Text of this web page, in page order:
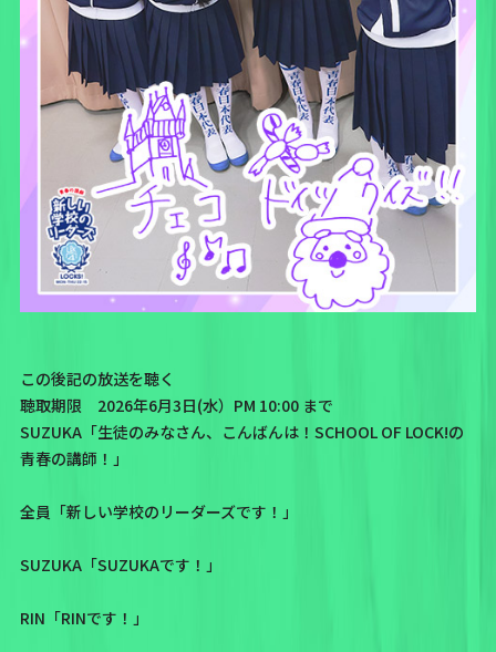
この後記の放送を聴く
聴取期限 2026年6月3日(水）PM 10:00 まで
SUZUKA「生徒のみなさん、こんばんは！SCHOOL OF LOCK!の
青春の講師！」
全員「新しい学校のリーダーズです！」
SUZUKA「SUZUKAです！」
RIN「RINです！」